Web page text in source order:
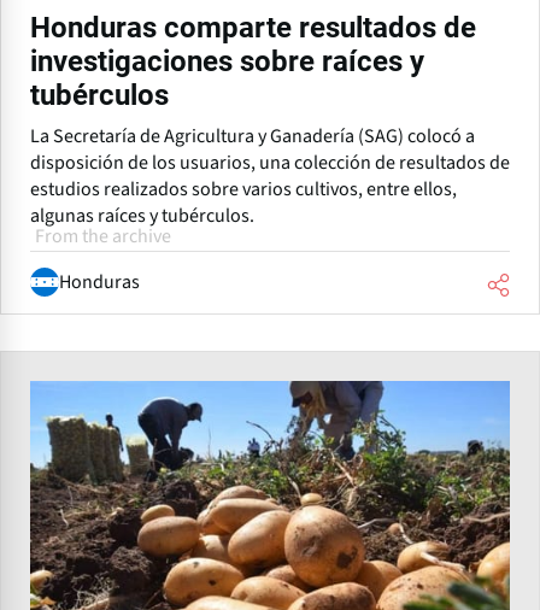
Honduras comparte resultados de
investigaciones sobre raíces y
tubérculos
La Secretaría de Agricultura y Ganadería (SAG) colocó a
disposición de los usuarios, una colección de resultados de
estudios realizados sobre varios cultivos, entre ellos,
algunas raíces y tubérculos.
From the archive
Honduras